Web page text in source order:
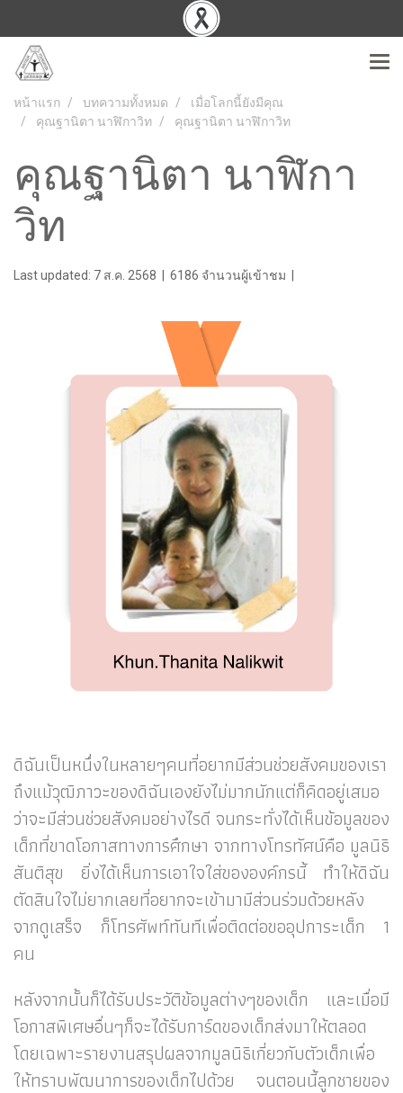
หน้าแรก บทความทั้งหมด
เมื่อโลกนี้ยังมีคุณ
คุณฐานิตา นาฬิกาวิท
คุณฐานิตา นาฬิกาวิท
คุณฐานิตา นาฬิกา
วิท
Last updated: 7 ส.ค. 2568 6186 จำนวนผู้เข้าชม
ดิฉันเป็นหนึ่งในหลายๆคนที่อยากมีส่วนช่วยสังคมของเรา
ถึงแม้วุฒิภาวะของดิฉันเองยังไม่มากนักแต่ก็คิดอยู่เสมอ
ว่าจะมีส่วนช่วยสังคมอย่างไรดี จนกระทั่งได้เห็นข้อมูลของ
เด็กที่ขาดโอกาสทางการศึกษา จากทางโทรทัศน์คือ มูลนิธิ
สันติสุข ยิ่งได้เห็นการเอาใจใส่ขององค์กรนี้ ทำให้ดิฉัน
ตัดสินใจไม่ยากเลยที่อยากจะเข้ามามีส่วนร่วมด้วยหลัง
จากดูเสร็จ ก็โทรศัพท์ทันทีเพื่อติดต่อขออุปการะเด็ก 1
คน
หลังจากนั้นก็ได้รับประวัติข้อมูลต่างๆของเด็ก และเมื่อมี
โอกาสพิเศษอื่นๆก็จะได้รับการ์ดของเด็กส่งมาให้ตลอด
โดยเฉพาะรายงานสรุปผลจากมูลนิธิเกี่ยวกับตัวเด็กเพื่อ
ให้ทราบพัฒนาการของเด็กไปด้วย จนตอนนี้ลูกชายของ